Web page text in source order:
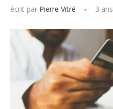
écrit par Pierre Vitré 3 ans